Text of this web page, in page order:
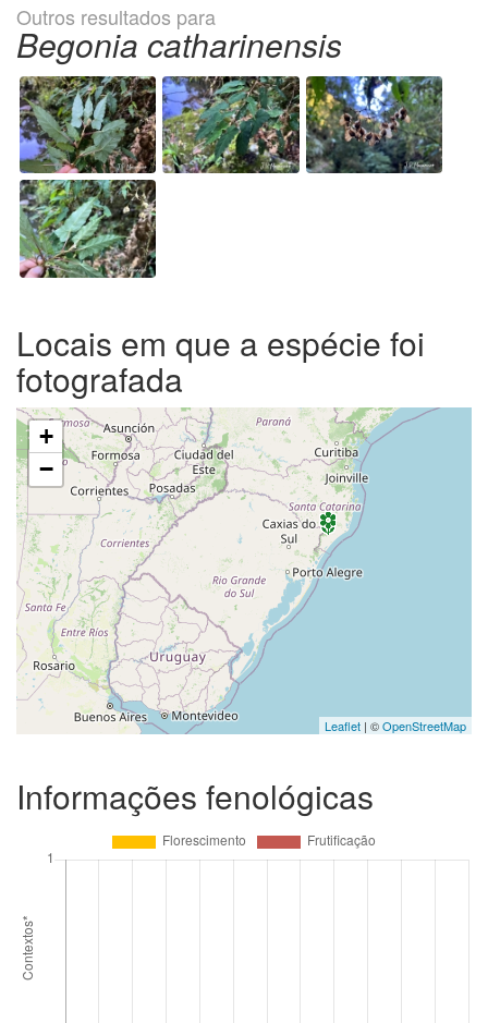
Outros resultados para
Begonia catharinensis
Locais em que a espécie foi
fotografada
+
−
Leaflet | ©OpenStreetMap
Informações fenológicas